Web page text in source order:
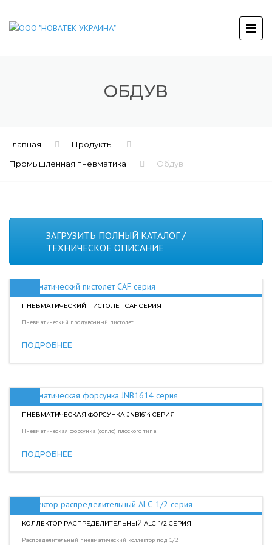
ОБДУВ
Главная
Продукты
Промышленная пневматика
Обдув
ЗАГРУЗИТЬ ПОЛНЫЙ КАТАЛОГ /
ТЕХНИЧЕСКОЕ ОПИСАНИЕ
ПНЕВМАТИЧЕСКИЙ ПИСТОЛЕТ CAF СЕРИЯ
Пневматический продувочный пистолет
ПОДРОБНЕЕ
ПНЕВМАТИЧЕСКАЯ ФОРСУНКА JNB1614 СЕРИЯ
Пневматическая форсунка (сопло) плоского типа
ПОДРОБНЕЕ
КОЛЛЕКТОР РАСПРЕДЕЛИТЕЛЬНЫЙ ALС-1/2 СЕРИЯ
Распределительный пневматический коллектор под 1/2